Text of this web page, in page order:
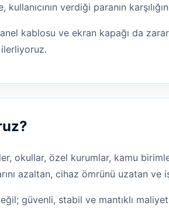
verdiği paranın
kablosu ve ekran kapağı da
ilerliyoruz.
okullar, özel kurumlar, kamu
azaltan, cihaz ömrünü uzatan ve
güvenli, stabil ve mantıklı